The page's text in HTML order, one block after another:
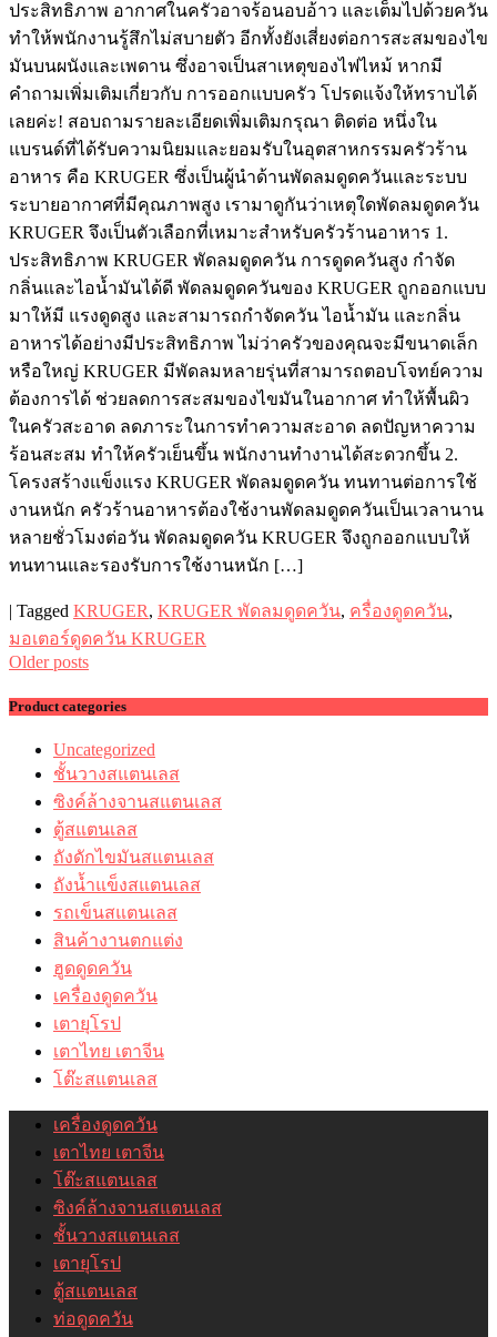
ประสิทธิภาพ อากาศในครัวอาจร้อนอบอ้าว และเต็มไปด้วยควัน
ทำให้พนักงานรู้สึกไม่สบายตัว อีกทั้งยังเสี่ยงต่อการสะสมของไข
มันบนผนังและเพดาน ซึ่งอาจเป็นสาเหตุของไฟไหม้ หากมี
คำถามเพิ่มเติมเกี่ยวกับ การออกแบบครัว โปรดแจ้งให้ทราบได้
เลยค่ะ! สอบถามรายละเอียดเพิ่มเติมกรุณา ติดต่อ หนึ่งใน
แบรนด์ที่ได้รับความนิยมและยอมรับในอุตสาหกรรมครัวร้าน
อาหาร คือ KRUGER ซึ่งเป็นผู้นำด้านพัดลมดูดควันและระบบ
ระบายอากาศที่มีคุณภาพสูง เรามาดูกันว่าเหตุใดพัดลมดูดควัน
KRUGER จึงเป็นตัวเลือกที่เหมาะสำหรับครัวร้านอาหาร 1.
ประสิทธิภาพ KRUGER พัดลมดูดควัน การดูดควันสูง กำจัด
กลิ่นและไอน้ำมันได้ดี พัดลมดูดควันของ KRUGER ถูกออกแบบ
มาให้มี แรงดูดสูง และสามารถกำจัดควัน ไอน้ำมัน และกลิ่น
อาหารได้อย่างมีประสิทธิภาพ ไม่ว่าครัวของคุณจะมีขนาดเล็ก
หรือใหญ่ KRUGER มีพัดลมหลายรุ่นที่สามารถตอบโจทย์ความ
ต้องการได้ ช่วยลดการสะสมของไขมันในอากาศ ทำให้พื้นผิว
ในครัวสะอาด ลดภาระในการทำความสะอาด ลดปัญหาความ
ร้อนสะสม ทำให้ครัวเย็นขึ้น พนักงานทำงานได้สะดวกขึ้น 2.
โครงสร้างแข็งแรง KRUGER พัดลมดูดควัน ทนทานต่อการใช้
งานหนัก ครัวร้านอาหารต้องใช้งานพัดลมดูดควันเป็นเวลานาน
หลายชั่วโมงต่อวัน พัดลมดูดควัน KRUGER จึงถูกออกแบบให้
ทนทานและรองรับการใช้งานหนัก […]
Tagged KRUGER, KRUGER พัดลมดูดควัน, ครื่องดูดควัน,
มอเตอร์ดูดควัน KRUGER
Posts
navigation
Older posts
Product categories
Uncategorized
ชั้นวางสแตนเลส
ซิงค์ล้างจานสแตนเลส
ตู้สแตนเลส
ถังดักไขมันสแตนเลส
ถังน้ำแข็งสแตนเลส
รถเข็นสแตนเลส
สินค้างานตกแต่ง
ฮูดดูดควัน
เครื่องดูดควัน
เตายุโรป
เตาไทย เตาจีน
โต๊ะสแตนเลส
เครื่องดูดควัน
เตาไทย เตาจีน
โต๊ะสแตนเลส
ซิงค์ล้างจานสแตนเลส
ชั้นวางสแตนเลส
เตายุโรป
ตู้สแตนเลส
ท่อดูดควัน